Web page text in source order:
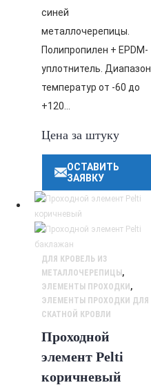
синей
металлочерепицы.
Полипропилен + EPDM-
уплотнитель. Диапазон
температур от -60 до
+120…
Цена за штуку
ОСТАВИТЬ
ЗАЯВКУ
ДЛЯ КРОВЕЛЬ ИЗ
МЕТАЛЛОЧЕРЕПИЦЫ,
ЭЛЕМЕНТЫ ПРОХОДКИ,
ЭЛЕМЕНТЫ ПРОХОДКИ ДЛЯ
СКАТНОЙ КРОВЛИ
Проходной
элемент Pelti
коричневый